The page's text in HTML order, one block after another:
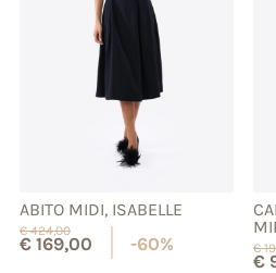
ABITO MIDI, ISABELLE
€424,00
€169,00 -60% €
€